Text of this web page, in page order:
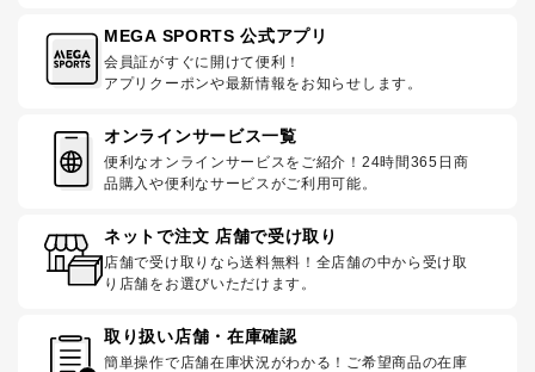
MEGA SPORTS 公式アプリ
会員証がすぐに開けて便利！
アプリクーポンや最新情報をお知らせします。
オンラインサービス一覧
便利なオンラインサービスをご紹介！24時間365日商
品購入や便利なサービスがご利用可能。
ネットで注文 店舗で受け取り
店舗で受け取りなら送料無料！全店舗の中から受け取
り店舗をお選びいただけます。
取り扱い店舗・在庫確認
簡単操作で店舗在庫状況がわかる！ご希望商品の在庫